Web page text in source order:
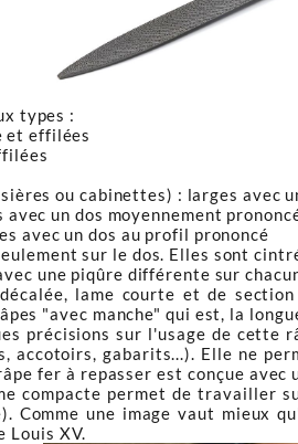
types :
et effilées
ou cabinettes) : larges avec
un dos moyennement
avec un dos au profil prononcé
sur le dos. Elles sont
une piqûre différente sur
lame courte et de
"avec manche" qui est, la
précisions sur l'usage de
accotoirs, gabarits...). Elle ne
fer à repasser est conçue
compacte permet de travailler
Comme une image vaut mieux
Louis XV.